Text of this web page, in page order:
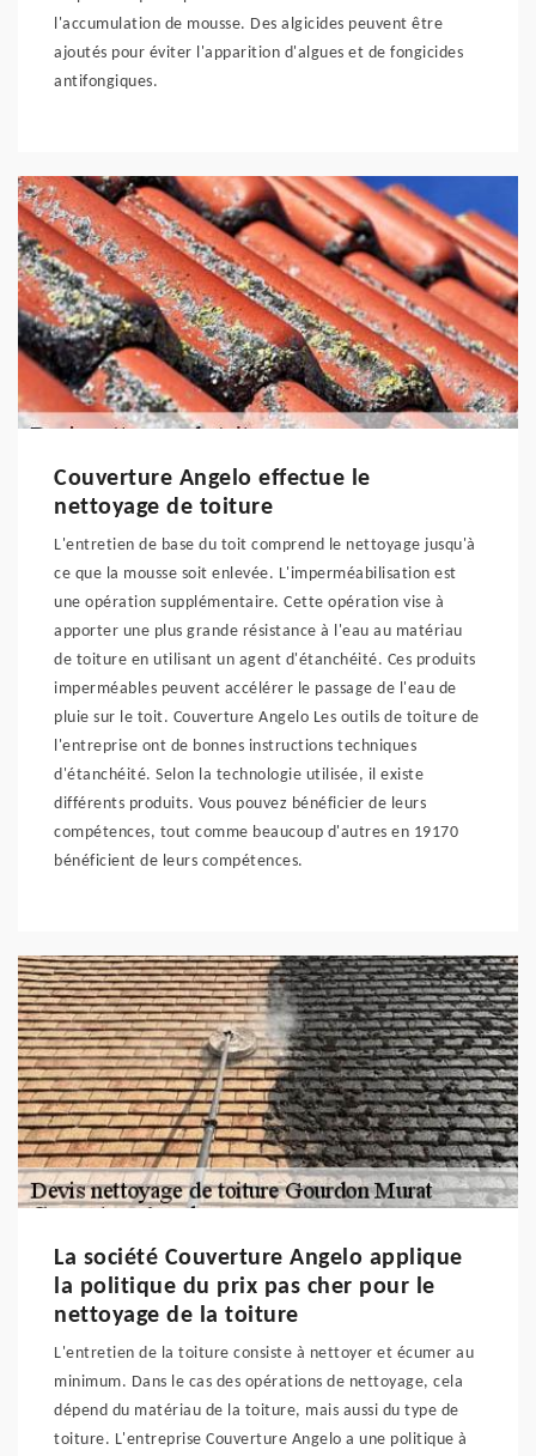
l'accumulation de mousse. Des algicides peuvent être
ajoutés pour éviter l'apparition d'algues et de fongicides
antifongiques.
Couverture Angelo effectue le
nettoyage de toiture
L'entretien de base du toit comprend le nettoyage jusqu'à
ce que la mousse soit enlevée. L'imperméabilisation est
une opération supplémentaire. Cette opération vise à
apporter une plus grande résistance à l'eau au matériau
de toiture en utilisant un agent d'étanchéité. Ces produits
imperméables peuvent accélérer le passage de l'eau de
pluie sur le toit. Couverture Angelo Les outils de toiture de
l'entreprise ont de bonnes instructions techniques
d'étanchéité. Selon la technologie utilisée, il existe
différents produits. Vous pouvez bénéficier de leurs
compétences, tout comme beaucoup d'autres en 19170
bénéficient de leurs compétences.
La société Couverture Angelo applique
la politique du prix pas cher pour le
nettoyage de la toiture
L'entretien de la toiture consiste à nettoyer et écumer au
minimum. Dans le cas des opérations de nettoyage, cela
dépend du matériau de la toiture, mais aussi du type de
toiture. L'entreprise Couverture Angelo a une politique à